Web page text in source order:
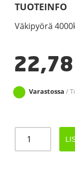
TUOTEINFO
Väkipyörä
22,78
Varastossa /
4000KG